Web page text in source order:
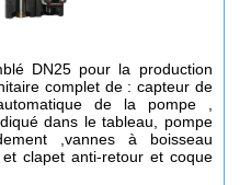
DN25 pour la production
complet de : capteur de
de la pompe ,
dans le tableau, pompe
,vannes à boisseau
clapet anti-retour et coque